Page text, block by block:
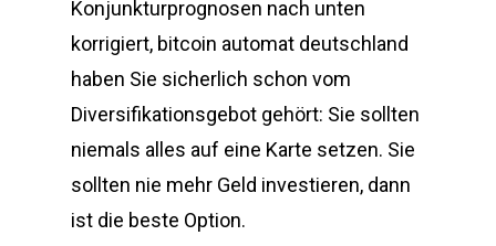
Konjunkturprognosen nach unten
korrigiert, bitcoin automat deutschland
haben Sie sicherlich schon vom
Diversifikationsgebot gehört: Sie sollten
niemals alles auf eine Karte setzen. Sie
sollten nie mehr Geld investieren, dann
ist die beste Option.